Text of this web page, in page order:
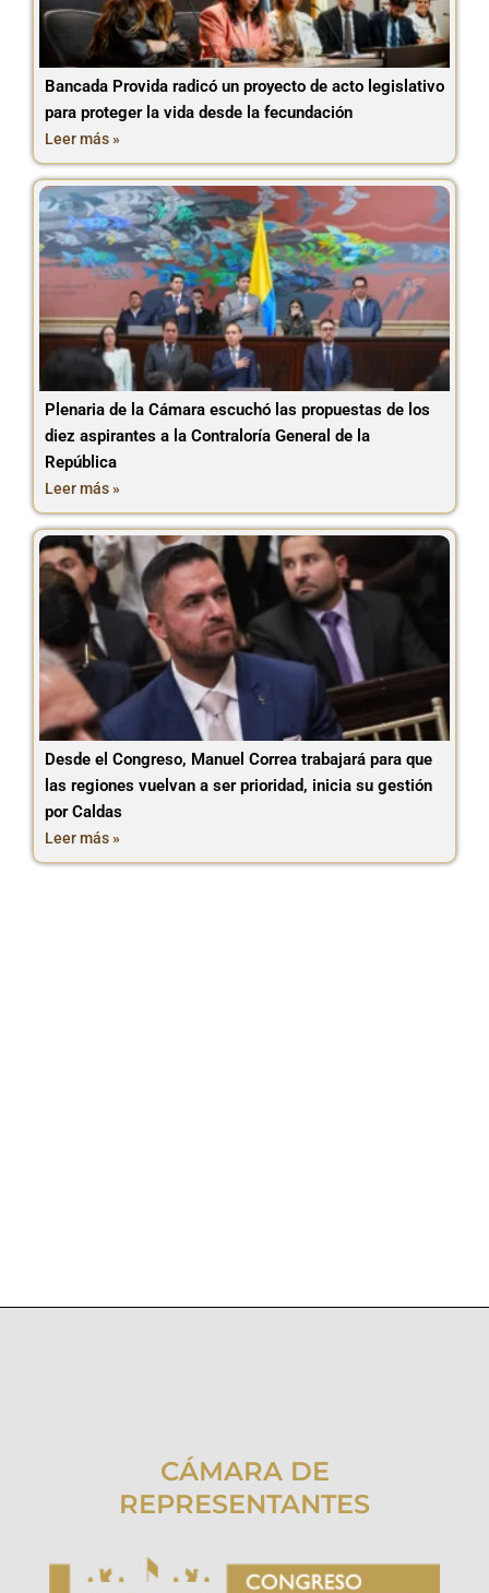
Bancada Provida radicó un proyecto de acto legislativo
para proteger la vida desde la fecundación
Leer más »
Plenaria de la Cámara escuchó las propuestas de los
diez aspirantes a la Contraloría General de la
República
Leer más »
Desde el Congreso, Manuel Correa trabajará para que
las regiones vuelvan a ser prioridad, inicia su gestión
por Caldas
Leer más »
CÁMARA DE
REPRESENTANTES